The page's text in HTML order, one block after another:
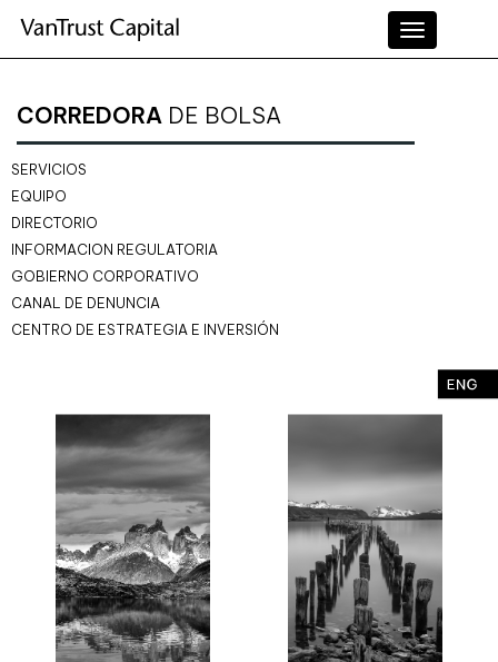
Toggle
CORREDORA DE BOLSA
SERVICIOS
EQUIPO
DIRECTORIO
INFORMACION REGULATORIA
GOBIERNO CORPORATIVO
CANAL DE DENUNCIA
CENTRO DE ESTRATEGIA E INVERSIÓN